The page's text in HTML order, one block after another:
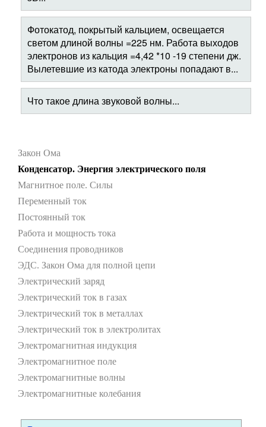
Фотокатод, покрытый кальцием, освещается
светом длиной волны =225 нм. Работа выходов
электронов из кальция =4,42 *10 -19 степени дж.
Вылетевшие из катода электроны попадают в...
Что такое длина звуковой волны...
Закон Ома
Конденсатор. Энергия электрического поля
Магнитное поле. Силы
Переменный ток
Постоянный ток
Работа и мощность тока
Соединения проводников
ЭДС. Закон Ома для полной цепи
Электрический заряд
Электрический ток в газах
Электрический ток в металлах
Электрический ток в электролитах
Электромагнитная индукция
Электромагнитное поле
Электромагнитные волны
Электромагнитные колебания